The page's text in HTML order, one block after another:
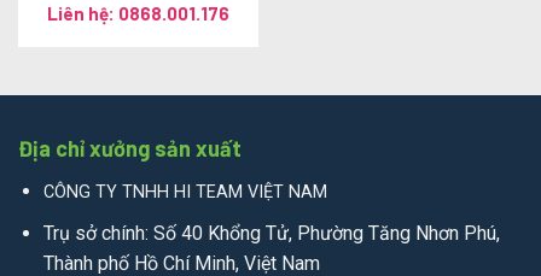
Liên hệ: 0868.001.176
Địa chỉ xưởng sản xuất
CÔNG TY TNHH HI TEAM VIỆT NAM
Trụ sở chính: Số 40 Khổng Tử, Phường Tăng Nhơn Phú,
Thành phố Hồ Chí Minh, Việt Nam